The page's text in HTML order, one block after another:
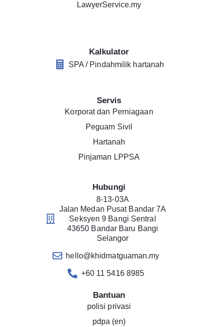
LawyerService.my
Kalkulator
SPA / Pindahmilik hartanah
Servis
Korporat dan Perniagaan
Peguam Sivil
Hartanah
Pinjaman LPPSA
Hubungi
8-13-03A
Jalan Medan Pusat Bandar 7A
Seksyen 9 Bangi Sentral
43650 Bandar Baru Bangi
Selangor
hello@khidmatguaman.my
+60 11 5416 8985
Bantuan
polisi privasi
pdpa (en)